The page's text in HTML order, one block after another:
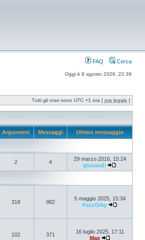
FAQ Cerca
Oggi è 8 agosto 2026, 22:39
Tutti gli orari sono UTC +1 ora [ ora legale ]
Argomenti Messaggi Ultimo messaggio
2 4
29 marzo 2016, 15:24
giocandi
318 982
5 maggio 2025, 15:34
PazzOrky
102 371
16 luglio 2025, 17:11
Max